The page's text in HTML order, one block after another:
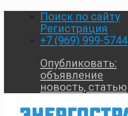
Поиск по сайту
Регистрация
+7 (969) 999-5744
Опубликовать:
объявление
новость, статью